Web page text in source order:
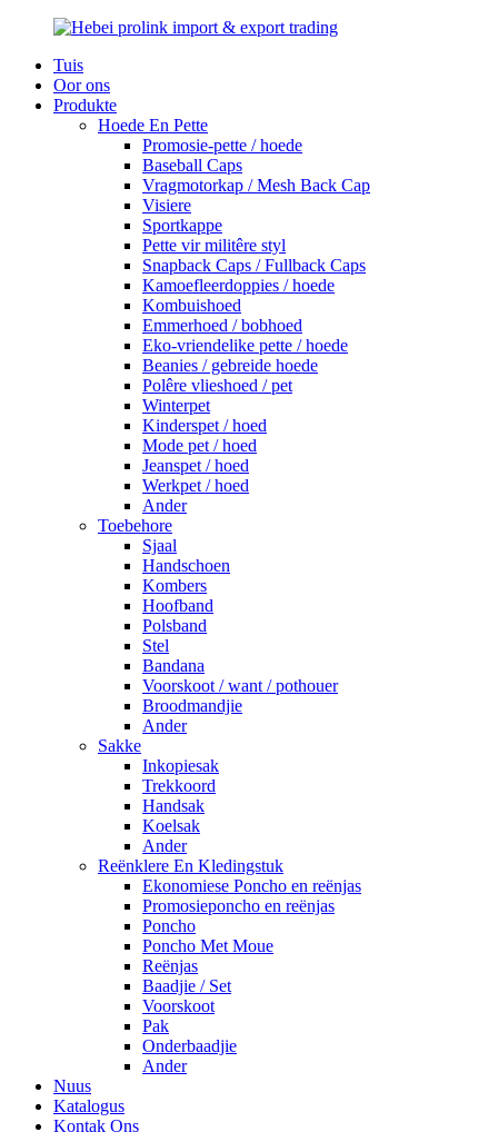
Tuis
Oor ons
Produkte
Hoede En Pette
Promosie-pette / hoede
Baseball Caps
Vragmotorkap / Mesh Back Cap
Visiere
Sportkappe
Pette vir militêre styl
Snapback Caps / Fullback Caps
Kamoefleerdoppies / hoede
Kombuishoed
Emmerhoed / bobhoed
Eko-vriendelike pette / hoede
Beanies / gebreide hoede
Polêre vlieshoed / pet
Winterpet
Kinderspet / hoed
Mode pet / hoed
Jeanspet / hoed
Werkpet / hoed
Ander
Toebehore
Sjaal
Handschoen
Kombers
Hoofband
Polsband
Stel
Bandana
Voorskoot / want / pothouer
Broodmandjie
Ander
Sakke
Inkopiesak
Trekkoord
Handsak
Koelsak
Ander
Reënklere En Kledingstuk
Ekonomiese Poncho en reënjas
Promosieponcho en reënjas
Poncho
Poncho Met Moue
Reënjas
Baadjie / Set
Voorskoot
Pak
Onderbaadjie
Ander
Nuus
Katalogus
Kontak Ons